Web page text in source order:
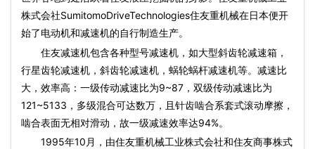
株式会社SumitomoDriveTechnologies住友重机械在日本便开
始了电动机和减速机的自行制造生产。
住友减速机包含各种型号减速机，如大型斜齿轮减速箱，
行星齿轮减速机，斜齿轮减速机，蜗轮蜗杆减速机等。减速比
大，效率高：一级传动减速比为9~87，双级传动减速比为
121~5133，多级混合可达数万，且针齿啮合系套式滚动摩擦，
啮合表面无相对滑动，故一级减速效率达94%。
1995年10月，由住友重机械工业株式会社和住友商事株式